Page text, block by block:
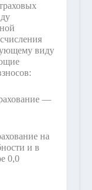
виду
—
на
и в
0,0